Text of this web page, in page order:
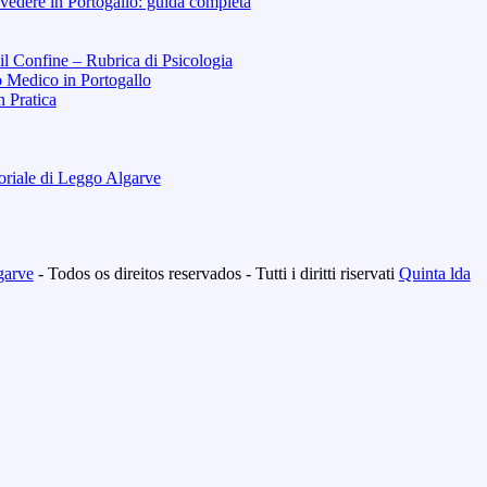
Confine – Rubrica di Psicologia
Medico in Portogallo
Pratica
di Leggo Algarve
- Todos os direitos reservados - Tutti i diritti riservati Quinta lda